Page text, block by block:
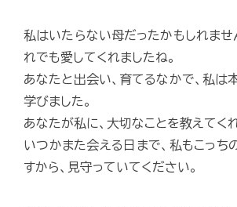
私はいたらない母だったかもしれませ
れでも愛してくれましたね。
あなたと出会い、育てるなかで、私は
学びました。
あなたが私に、大切なことを教えてく
いつかまた会える日まで、私もこっち
すから、見守っていてください。